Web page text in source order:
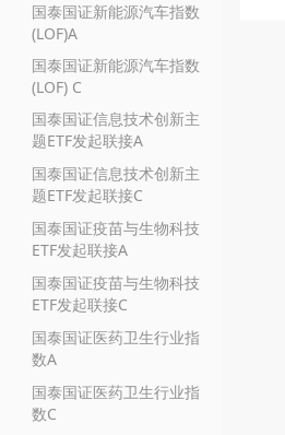
国泰国证新能源汽车指数
(LOF)A
国泰国证新能源汽车指数
(LOF) C
国泰国证信息技术创新主
题ETF发起联接A
国泰国证信息技术创新主
题ETF发起联接C
国泰国证疫苗与生物科技
ETF发起联接A
国泰国证疫苗与生物科技
ETF发起联接C
国泰国证医药卫生行业指
数A
国泰国证医药卫生行业指
数C